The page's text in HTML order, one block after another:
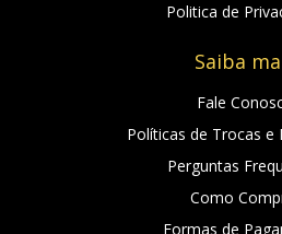
Politica de
Saiba
Fale
Políticas de Trocas e
Perguntas
Como
Formas de